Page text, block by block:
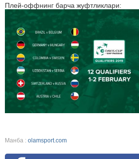
Плей-оффнинг барча жуфтликлари:
Манба : olamsport.com